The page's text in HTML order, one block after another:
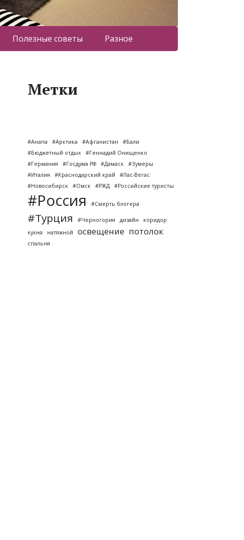
Полезные советы Разное
Метки
#Анапа #Арктика #Афганистан
#Бали
#Бюджетный отдых
#Геннадий Онищенко
#Германия
#Госдума РФ #Дамаск
#Зумеры
#Италия
#Краснодарский край
#Лас-Вегас
#Новосибирск
#Омск #РЖД #Российские туристы
#Россия #Смерть блогера
#Турция #Черногория дизайн
коридор
кухня
натяжной освещение потолок
спальня